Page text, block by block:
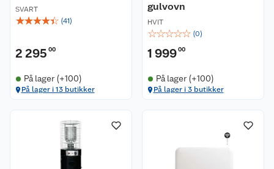
SVART
☆☆☆☆☆ (41)
2 295 00
På lager (+100)
På lager i 13 butikker
gulvovn
HVIT
☆☆☆☆☆ (0)
1 99900
På lager (+100)
På lager i 3 butikker